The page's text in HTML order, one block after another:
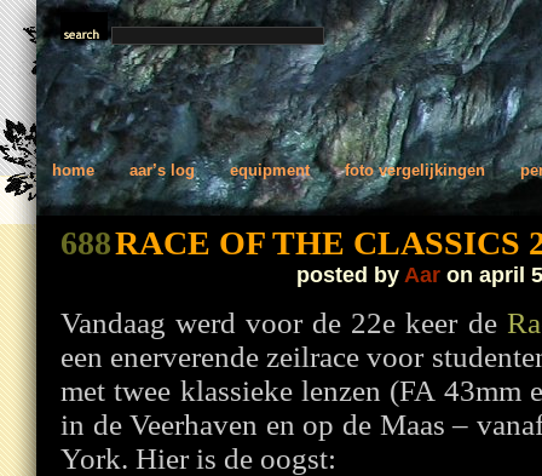
home aar’s log equipment foto vergelijkingen
688RACE OF THE CLASSICS
posted by Aaron april
Vandaag werd voor de 22e keer de
een enerverende zeilrace voor
met twee klassieke lenzen (FA 43mm
in de Veerhaven en op de Maas –
York. Hier is de oogst: